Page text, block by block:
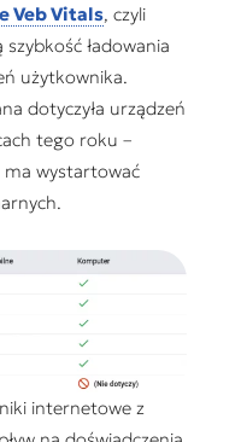
Veb Vitals, czyli
ładowania
użytkownika.
dotyczyła urządzeń
tego roku –
wystartować
internetowe z